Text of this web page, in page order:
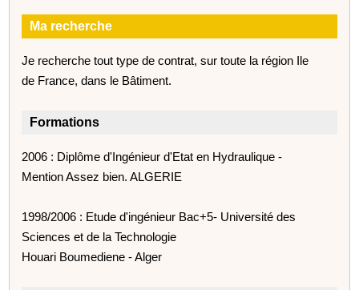
Ma recherche
Je recherche tout type de contrat, sur toute la région Ile
de France, dans le Bâtiment.
Formations
2006 : Diplôme d'Ingénieur d'Etat en Hydraulique -
Mention Assez bien. ALGERIE
1998/2006 : Etude d'ingénieur Bac+5- Université des
Sciences et de la Technologie
Houari Boumediene - Alger